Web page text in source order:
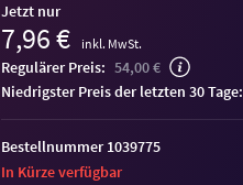
Jetzt nur
7,96 € inkl. MwSt.
Regulärer Preis: 54,00 €
niedrigster Preis der letzten 30 Tage:
Bestellnummer 1039775
In Kürze verfügbar